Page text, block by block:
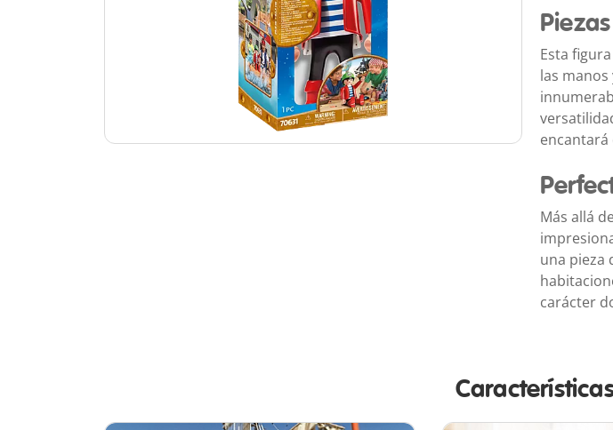
Esta
las
encantará
Más allá
una pieza
carácter